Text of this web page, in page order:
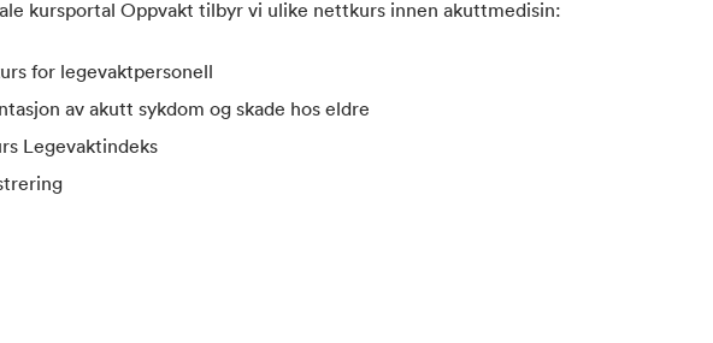
kursportal Oppvakt tilbyr vi ulike nettkurs innen akuttmedisin:
for legevaktpersonell
av akutt sykdom og skade hos eldre
Legevaktindeks